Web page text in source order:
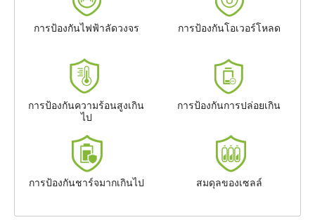
การป้องกันไฟฟ้าลัดวงจร การป้องกันโอเวอร์โหลด
การป้องกันความร้อนสูงเกิน
ไป
การป้องกันการปล่อยเกิน
การป้องกันชาร์จมากเกินไป สมดุลของเซลล์